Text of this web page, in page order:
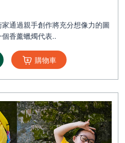
通過親手創作將充分想像力的圖
香薰蠟燭代表..
購物車